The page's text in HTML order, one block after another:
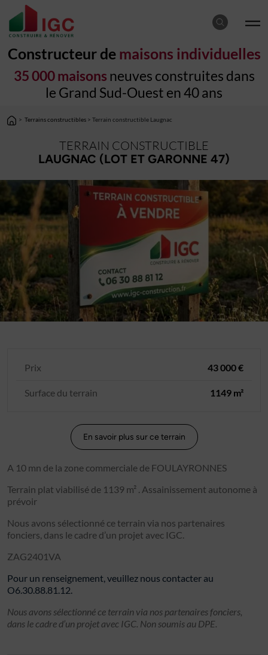
Constructeur de maisons individuelles
35 000 maisons neuves construites dans
le Grand Sud-Ouest en 40 ans
> Terrains constructibles > Terrain constructible Laugnac
TERRAIN CONSTRUCTIBLE
LAUGNAC (LOT ET GARONNE 47)
Prix 43 000 €
Surface du terrain 1149 m²
En savoir plus sur ce terrain
A 10 mn de la zone commerciale de FOULAYRONNES
Terrain plat viabilisé de 1139 m² . Assainissement autonome à
prévoir
Nous avons sélectionné ce terrain via nos partenaires
fonciers, dans le cadre d’un projet avec IGC.
ZAG2401VA
Pour un renseignement, veuillez nous contacter au
O6.30.88.81.12.
Nous avons sélectionné ce terrain via nos partenaires fonciers,
dans le cadre d’un projet avec IGC. Non soumis au DPE.